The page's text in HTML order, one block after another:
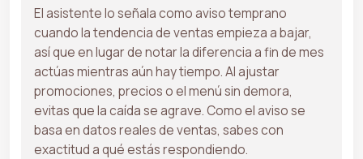
El asistente lo señala como aviso temprano
cuando la tendencia de ventas empieza a bajar,
así que en lugar de notar la diferencia a fin de mes
actúas mientras aún hay tiempo. Al ajustar
promociones, precios o el menú sin demora,
evitas que la caída se agrave. Como el aviso se
basa en datos reales de ventas, sabes con
exactitud a qué estás respondiendo.